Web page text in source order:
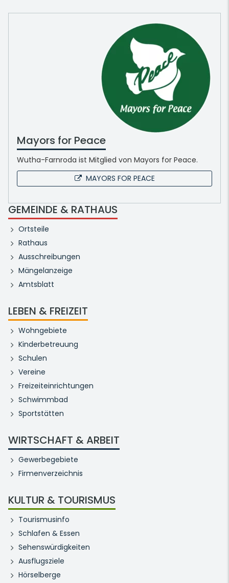
Mayors for Peace
Wutha-Farnroda ist Mitglied von Mayors for Peace.
MAYORS FOR PEACE
GEMEINDE & RATHAUS
Ortsteile
Rathaus
Ausschreibungen
Mängelanzeige
Amtsblatt
LEBEN & FREIZEIT
Wohngebiete
Kinderbetreuung
Schulen
Vereine
Freizeiteinrichtungen
Schwimmbad
Sportstätten
WIRTSCHAFT & ARBEIT
Gewerbegebiete
Firmenverzeichnis
KULTUR & TOURISMUS
Tourismusinfo
Schlafen & Essen
Sehenswürdigkeiten
Ausflugsziele
Hörselberge